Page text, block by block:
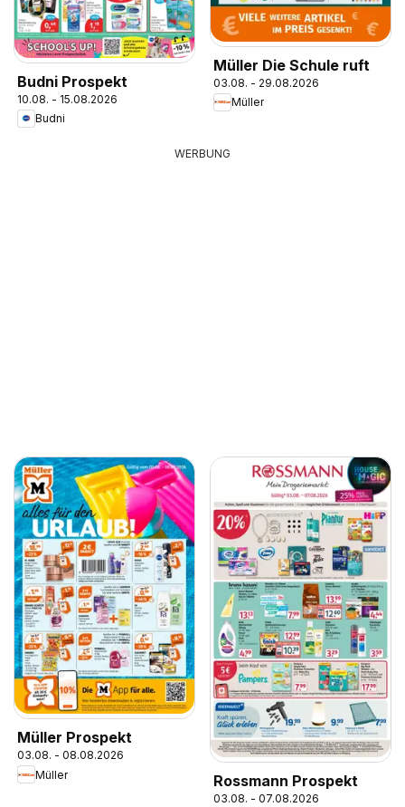
Budni Prospekt
10.08. - 15.08.2026
Budni
Müller Die Schule ruft
03.08. - 29.08.2026
Müller
WERBUNG
Müller Prospekt
03.08. - 08.08.2026
Müller
Rossmann Prospekt
03.08. - 07.08.2026